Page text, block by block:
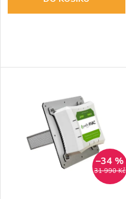
d
u
31 990 Kč
–34 %